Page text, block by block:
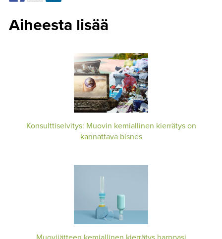
Aiheesta lisää
Konsulttiselvitys: Muovin kemiallinen kierrätys on
kannattava bisnes